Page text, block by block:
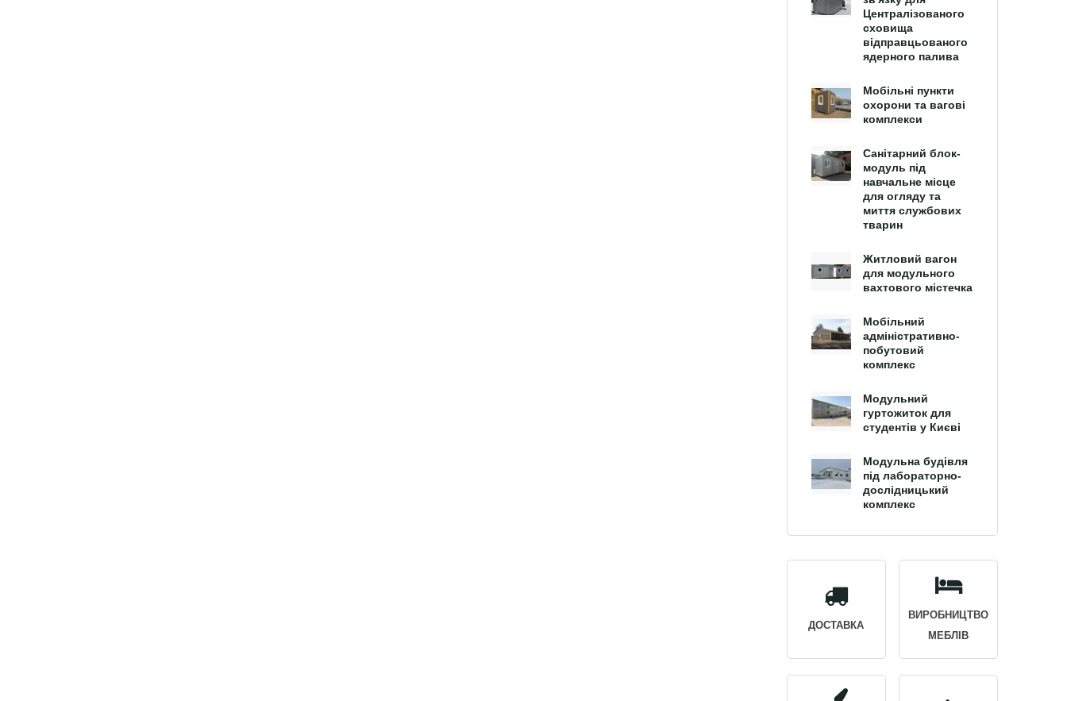
Централізованого
сховища
відправцьованого
ядерного палива
Мобільні пункти
охорони та вагові
комплекси
Санітарний блок-
модуль під
навчальне місце
для огляду та
миття службових
тварин
Житловий вагон
для модульного
вахтового містечка
Мобільний
адміністративно-
побутовий
комплекс
Модульний
гуртожиток для
студентів у Києві
Модульна будівля
під лабораторно-
дослідницький
комплекс
ДОСТАВКА
ВИРОБНИЦТВО
МЕБЛІВ